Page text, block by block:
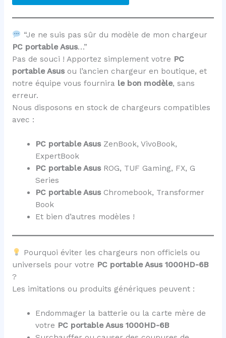
“Je ne suis pas sûr du modèle de mon chargeur
PC portable Asus…”
Pas de souci ! Apportez simplement votre PC
portable Asus ou l’ancien chargeur en boutique, et
notre équipe vous fournira le bon modèle, sans
erreur.
Nous disposons en stock de chargeurs compatibles
avec :
PC portable Asus ZenBook, VivoBook,
ExpertBook
PC portable Asus ROG, TUF Gaming, FX, G
Series
PC portable Asus Chromebook, Transformer
Book
Et bien d’autres modèles !
Pourquoi éviter les chargeurs non officiels ou
universels pour votre PC portable Asus 1000HD-6B
?
Les imitations ou produits génériques peuvent :
Endommager la batterie ou la carte mère de
votre PC portable Asus 1000HD-6B